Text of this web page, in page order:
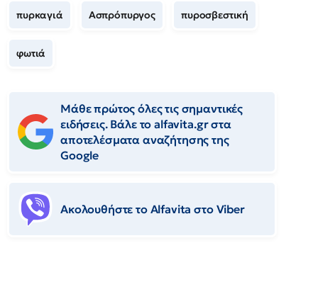
πυρκαγιά Ασπρόπυργος πυροσβεστική
φωτιά
Μάθε πρώτος όλες τις σημαντικές
ειδήσεις. Βάλε το alfavita.gr στα
αποτελέσματα αναζήτησης της
Google
Ακολουθήστε το Αlfavita στο Viber